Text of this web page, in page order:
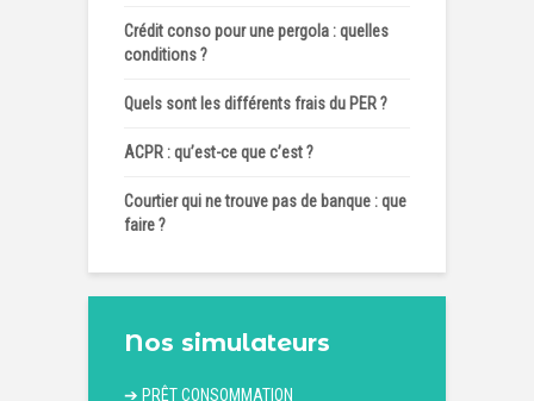
Crédit conso pour une pergola : quelles
conditions ?
Quels sont les différents frais du PER ?
ACPR : qu’est-ce que c’est ?
Courtier qui ne trouve pas de banque : que
faire ?
Nos simulateurs
➔ PRÊT CONSOMMATION